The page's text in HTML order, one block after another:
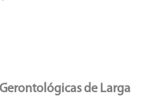
de Larga